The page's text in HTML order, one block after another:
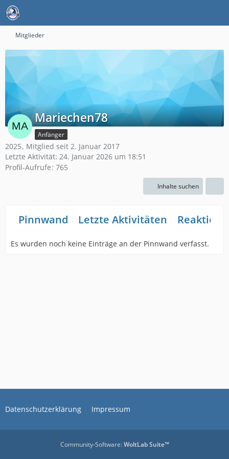
Mitglieder
Mariechen78
Anfänger
2025 Mitglied seit 2. Januar 2017
Letzte Aktivität: 24. Januar 2026 um 18:51
Profil-Aufrufe 765
Inhalte suchen
Pinnwand Letzte Aktivitäten
Es wurden noch keine Einträge an der Pinnwand verfasst.
Datenschutzerklärung Impressum
Community-Software:WoltLab Suite™